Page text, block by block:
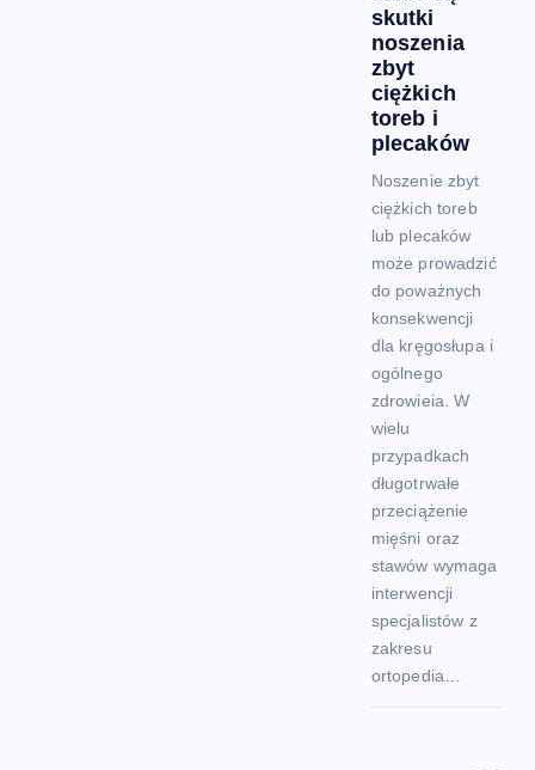
skutki
noszenia
zbyt
ciężkich
toreb i
plecaków
Noszenie zbyt
ciężkich toreb
lub plecaków
może prowadzić
do poważnych
konsekwencji
dla kręgosłupa i
ogólnego
zdrowieia. W
wielu
przypadkach
długotrwałe
przeciążenie
mięśni oraz
stawów wymaga
interwencji
specjalistów z
zakresu
ortopedia…